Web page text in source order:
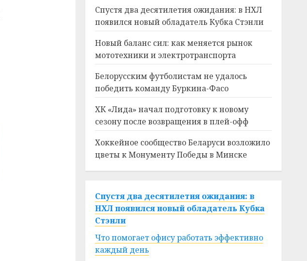
Спустя два десятилетия ожидания: в НХЛ
появился новый обладатель Кубка Стэнли
Новый баланс сил: как меняется рынок
мототехники и электротранспорта
Белорусским футболистам не удалось
победить команду Буркина-Фасо
ХК «Лида» начал подготовку к новому
сезону после возвращения в плей-офф
Хоккейное сообщество Беларуси возложило
цветы к Монументу Победы в Минске
Спустя два десятилетия ожидания: в
НХЛ появился новый обладатель Кубка
Стэнли
Что помогает офису работать эффективно
каждый день